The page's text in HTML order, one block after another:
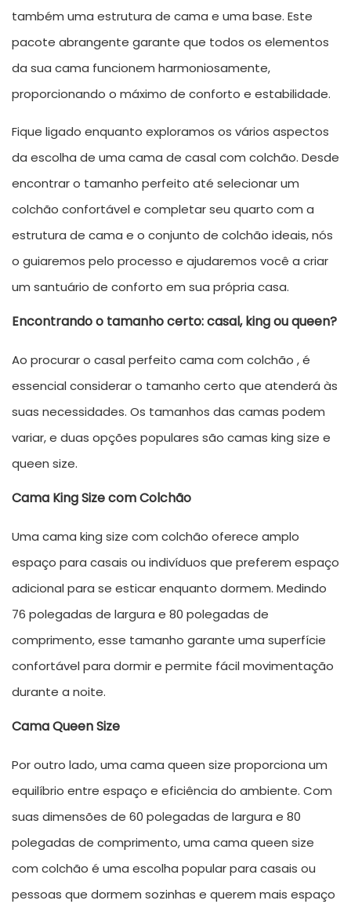
também uma estrutura de cama e uma base. Este
pacote abrangente garante que todos os elementos
da sua cama funcionem harmoniosamente,
proporcionando o máximo de conforto e estabilidade.
Fique ligado enquanto exploramos os vários aspectos
da escolha de uma cama de casal com colchão. Desde
encontrar o tamanho perfeito até selecionar um
colchão confortável e completar seu quarto com a
estrutura de cama e o conjunto de colchão ideais, nós
o guiaremos pelo processo e ajudaremos você a criar
um santuário de conforto em sua própria casa.
Encontrando o tamanho certo: casal, king ou queen?
Ao procurar o casal perfeito cama com colchão , é
essencial considerar o tamanho certo que atenderá às
suas necessidades. Os tamanhos das camas podem
variar, e duas opções populares são camas king size e
queen size.
Cama King Size com Colchão
Uma cama king size com colchão oferece amplo
espaço para casais ou indivíduos que preferem espaço
adicional para se esticar enquanto dormem. Medindo
76 polegadas de largura e 80 polegadas de
comprimento, esse tamanho garante uma superfície
confortável para dormir e permite fácil movimentação
durante a noite.
Cama Queen Size
Por outro lado, uma cama queen size proporciona um
equilíbrio entre espaço e eficiência do ambiente. Com
suas dimensões de 60 polegadas de largura e 80
polegadas de comprimento, uma cama queen size
com colchão é uma escolha popular para casais ou
pessoas que dormem sozinhas e querem mais espaço